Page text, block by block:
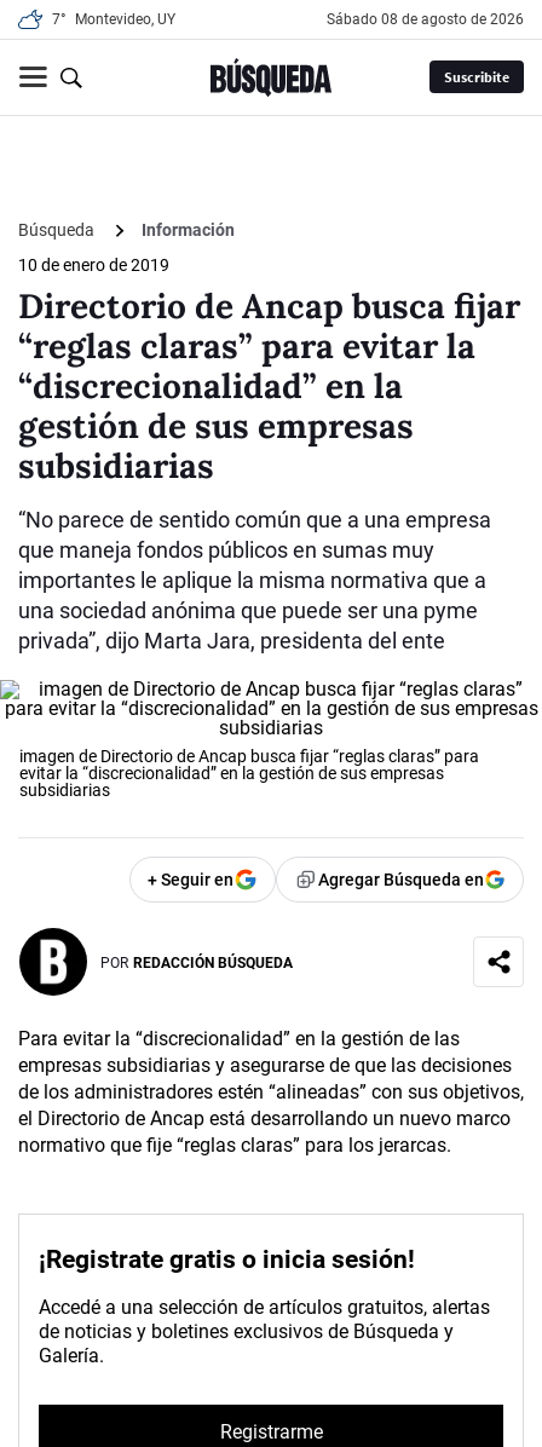
7° Montevideo, UY sábado 08 de agosto de 2026
Suscribite
Búsqueda
Información
10 de enero de 2019
Directorio de Ancap busca fijar
“reglas claras” para evitar la
“discrecionalidad” en la
gestión de sus empresas
subsidiarias
“No parece de sentido común que a una empresa
que maneja fondos públicos en sumas muy
importantes le aplique la misma normativa que a
una sociedad anónima que puede ser una pyme
privada”, dijo Marta Jara, presidenta del ente
imagen de Directorio de Ancap busca fijar “reglas claras” para
evitar la “discrecionalidad” en la gestión de sus empresas
subsidiarias
+ Seguir en Agregar Búsqueda en
POR REDACCIÓN BÚSQUEDA
Para evitar la “discrecionalidad” en la gestión de las
empresas subsidiarias y asegurarse de que las decisiones
de los administradores estén “alineadas” con sus objetivos,
el Directorio de Ancap está desarrollando un nuevo marco
normativo que fije “reglas claras” para los jerarcas.
¡Registrate gratis o inicia sesión!
Accedé a una selección de artículos gratuitos, alertas
de noticias y boletines exclusivos de Búsqueda y
Galería.
Registrarme